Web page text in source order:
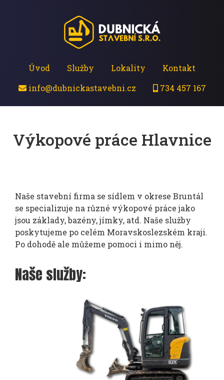
Úvod Služby Lokality
Kontakt
info@dubnickastavebni.cz
734 457 167
Výkopové práce Hlavnice
Naše stavební firma se sídlem v okrese Bruntál
se specializuje na různé výkopové práce jako
jsou základy, bazény, jímky, atd. Naše služby
poskytujeme po celém Moravskoslezském kraji.
Po dohodě ale můžeme pomoci i mimo něj.
Naše služby: